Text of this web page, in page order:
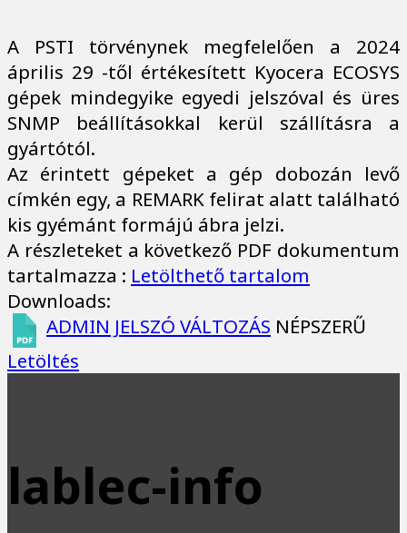
A PSTI törvénynek megfelelően a 2024
április 29 -től értékesített Kyocera ECOSYS
gépek mindegyike egyedi jelszóval és üres
SNMP beállításokkal kerül szállításra a
gyártótól.
Az érintett gépeket a gép dobozán levő
címkén egy, a REMARK felirat alatt található
kis gyémánt formájú ábra jelzi.
A részleteket a következő PDF dokumentum
tartalmazza : Letölthető tartalom
Downloads:
ADMIN JELSZÓ VÁLTOZÁS NÉPSZERŰ
Letöltés
lablec-info